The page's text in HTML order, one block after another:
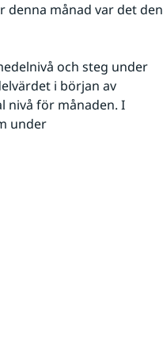
denna månad var det den
i början av
nivå för månaden. I
under